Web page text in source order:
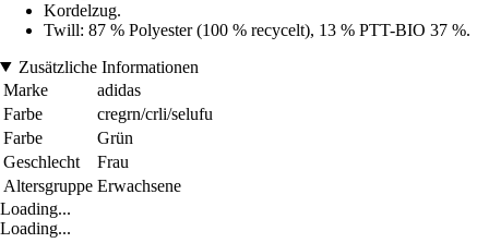
Kordelzug.
Twill: 87 % Polyester (100 % recycelt), 13 % PTT-BIO 37 %.
Zusätzliche Informationen
Marke
adidas
Farbe
cregrn/crli/selufu
Farbe
Grün
Geschlecht
Frau
Altersgruppe Erwachsene
Loading...
Loading...